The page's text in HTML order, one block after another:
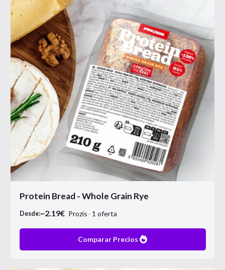
Protein Bread - Whole Grain Rye
Desde:~2.19€ Prozis 1 oferta
Comparar Precios